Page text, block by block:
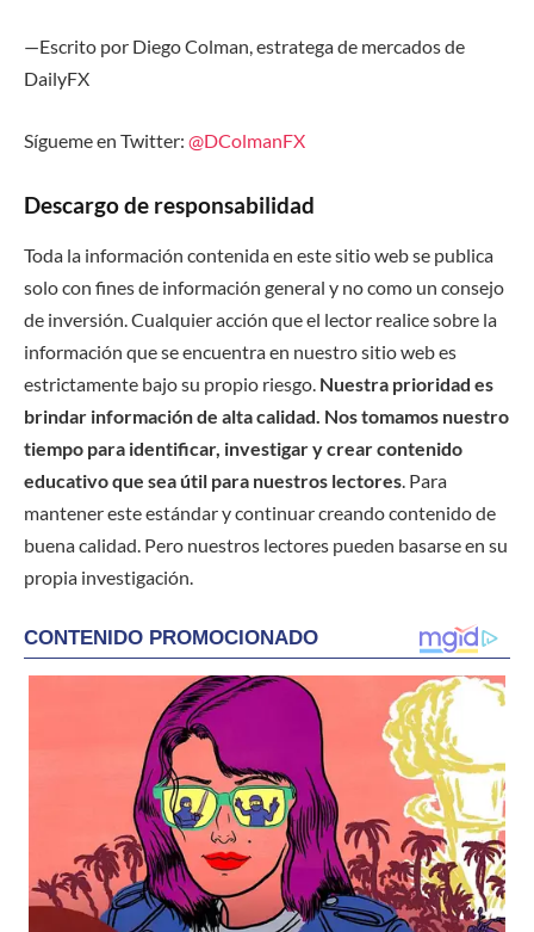
—Escrito por Diego Colman,estrategade mercados de
DailyFX
Sígueme en Twitter: @DColmanFX
Descargo de responsabilidad
Toda la información contenida en este sitio web se publica
solo con fines de información general y no como un consejo
de inversión. Cualquier acción que el lector realice sobre la
información que se encuentra en nuestro sitio web es
estrictamente bajo su propio riesgo. Nuestra prioridad es
brindar información de alta calidad. Nos tomamos nuestro
tiempo para identificar, investigar y crear contenido
educativo que sea útil para nuestros lectores. Para
mantener este estándar y continuar creando contenido de
buena calidad. Pero nuestros lectores pueden basarse en su
propia investigación.